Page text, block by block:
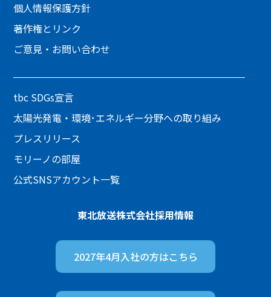
個人情報保護方針
著作権とリンク
ご意見・お問い合わせ
tbc SDGs宣言
太陽光発電・環境･エネルギー分野への取り組み
プレスリリース
モリーノの部屋
公式SNSアカウント一覧
東北放送株式会社採用情報
2027年4月入社の方はこちら